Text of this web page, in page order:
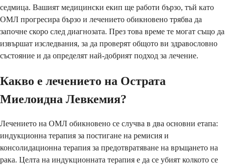
седмица. Вашият медицински екип ще работи бързо, тъй като
ОМЛ прогресира бързо и лечението обикновено трябва да
започне скоро след диагнозата. През това време те могат също да
извършат изследвания, за да проверят общото ви здравословно
състояние и да определят най-добрият подход за лечение.
Какво е лечението на Острата
Миелоидна Левкемия?
Лечението на ОМЛ обикновено се случва в два основни етапа:
индукционна терапия за постигане на ремисия и
консолидационна терапия за предотвратяване на връщането на
рака. Целта на индукционната терапия е да се убият колкото се